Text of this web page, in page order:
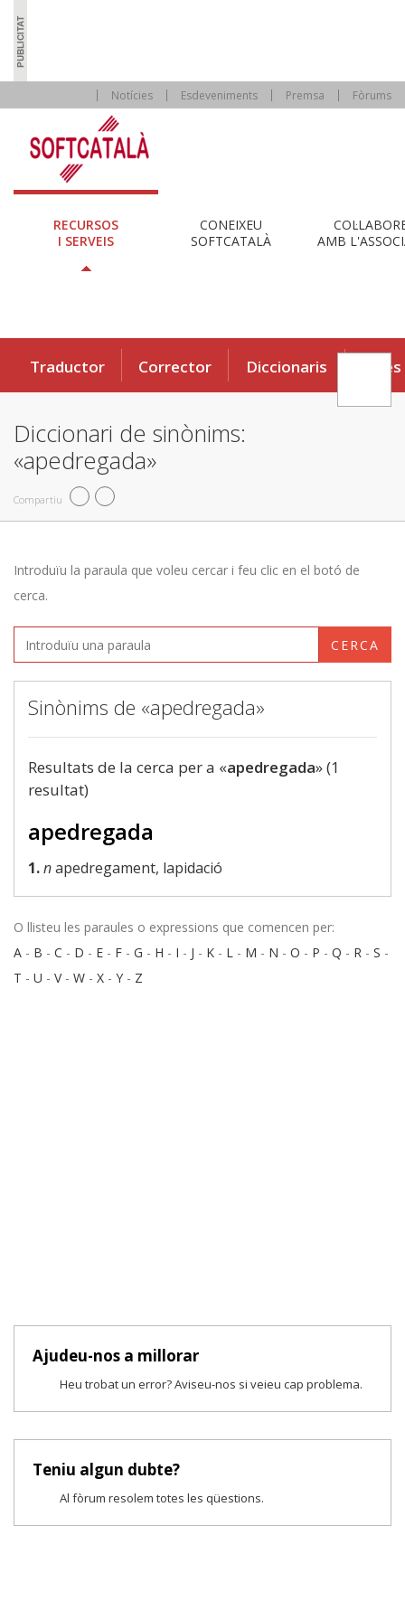
Notícies Esdeveniments Premsa Fòrums
RECURSOS
I SERVEIS
CONEIXEU
SOFTCATALÀ
AMB
Traductor Corrector Diccionaris Eines
Diccionari de sinònims:
«apedregada»
Compartiu
Introduïu la paraula que voleu cercar i feu clic en el botó de
cerca.
CERCA
Sinònims de «apedregada»
Resultats de la cerca per a «apedregada» (1
resultat)
apedregada
1.napedregament, lapidació
O llisteu les paraules o expressions que comencen per:
A - B - C - D - E - F - G - H - I - J - K - L - M - N - O - P - Q - R - S -
T - U - V- W - X - Y - Z
Ajudeu-nos a millorar
Heu trobat un error? Aviseu-nos si veieu cap problema.
Teniu algun dubte?
Al fòrum resolem totes les qüestions.